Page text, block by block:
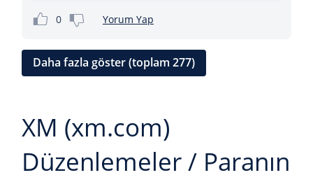
0 Yorum Yap
Daha fazla göster (toplam 277)
XM (xm.com)
Düzenlemeler / Paranın